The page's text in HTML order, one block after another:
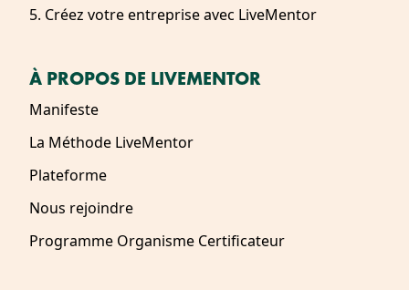
5. Créez votre entreprise avec LiveMentor
À PROPOS DE LIVEMENTOR
Manifeste
La Méthode LiveMentor
Plateforme
Nous rejoindre
Programme Organisme Certificateur